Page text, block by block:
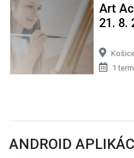
Art
21. 8.
1
ANDROID